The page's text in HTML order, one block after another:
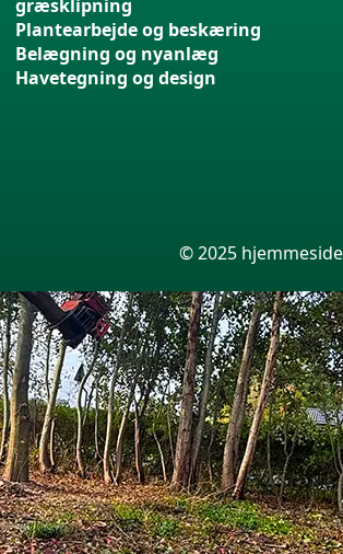
græsklipning
Plantearbejde og beskæring
Belægning og nyanlæg
Havetegning og design
© 2025